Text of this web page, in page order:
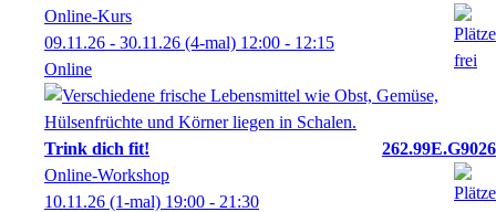
Online-Kurs
09.11.26 - 30.11.26 (4-mal) 12:00 - 12:15
Online
Trink dich fit!
262.99E.G9026
Online-Workshop
10.11.26 (1-mal) 19:00 - 21:30